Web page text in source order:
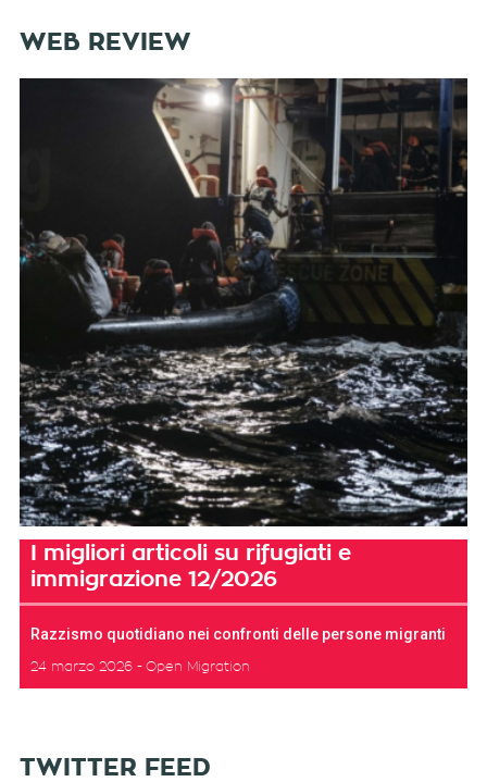
WEB REVIEW
I migliori articoli su rifugiati e
immigrazione 12/2026
Razzismo quotidiano nei confronti delle persone migranti
24 marzo 2026 Open Migration
TWITTER FEED